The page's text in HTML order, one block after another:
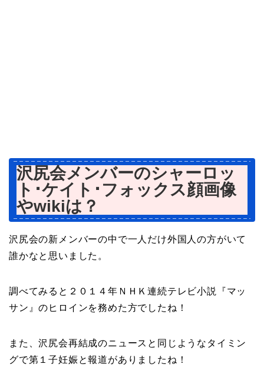
沢尻会メンバーのシャーロッ
ト･ケイト･フォックス顔画像
やwikiは？
沢尻会の新メンバーの中で一人だけ外国人の方がいて
誰かなと思いました。
調べてみると２０１４年ＮＨＫ連続テレビ小説『マッ
サン』のヒロインを務めた方でしたね！
また、沢尻会再結成のニュースと同じようなタイミン
グで第１子妊娠と報道がありましたね！